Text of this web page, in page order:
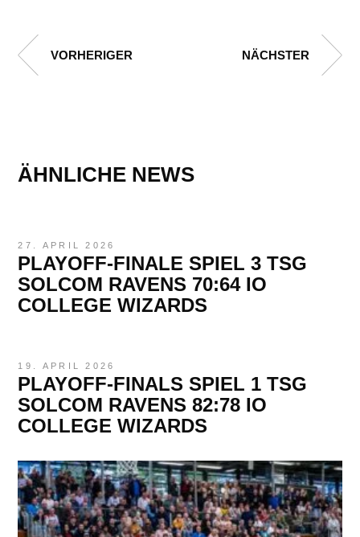
VORHERIGER NÄCHSTER
ÄHNLICHE NEWS
27. APRIL 2026
PLAYOFF-FINALE SPIEL 3 TSG
SOLCOM RAVENS 70:64 IO
COLLEGE WIZARDS
19. APRIL 2026
PLAYOFF-FINALS SPIEL 1 TSG
SOLCOM RAVENS 82:78 IO
COLLEGE WIZARDS